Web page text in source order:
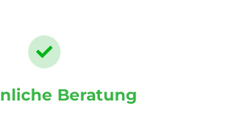

Beratung